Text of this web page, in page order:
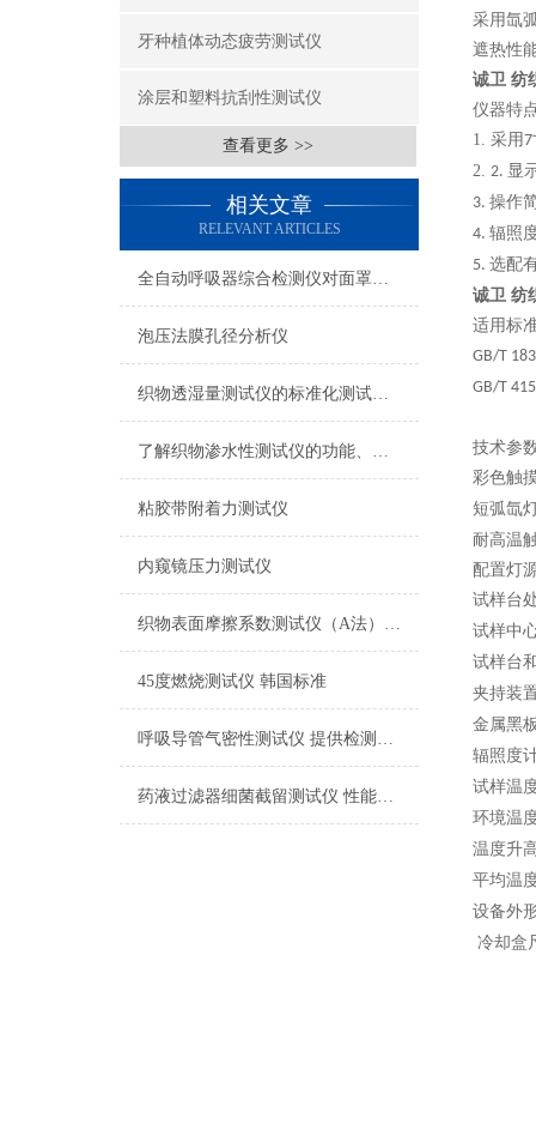
牙种植体动态疲劳测试仪
涂层和塑料抗刮性测试仪
查看更多 >>
相关文章
RELEVANT ARTICLES
全自动呼吸器综合检测仪对面罩泄漏率的定量检测方法
泡压法膜孔径分析仪
织物透湿量测试仪的标准化测试方法与流程介绍
了解织物渗水性测试仪的功能、优势与行业应用
粘胶带附着力测试仪
内窥镜压力测试仪
织物表面摩擦系数测试仪（A法） 检测准确
45度燃烧测试仪 韩国标准
呼吸导管气密性测试仪 提供检测方案
药液过滤器细菌截留测试仪 性能稳定
采用氙
遮热性
诚卫 纺
仪器特
1. 采用7
2. 2. 显
3. 操作
4. 辐照
5. 选配
诚卫 纺
适用标
GB/T
GB/T
技术参
彩色触
短弧氙
耐高温
配置灯
试样台
试样中
试样台
夹持装
金属黑
辐照度
试样温
环境温
温度升
平均温
设备外
冷却盒